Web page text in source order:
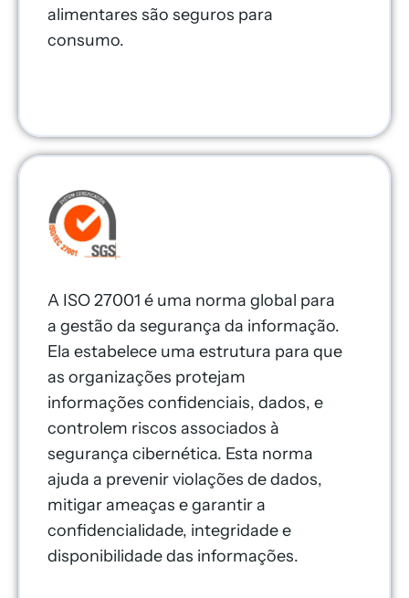
alimentares são seguros para
consumo.
A ISO 27001 é uma norma global para
a gestão da segurança da informação.
Ela estabelece uma estrutura para que
as organizações protejam
informações confidenciais, dados, e
controlem riscos associados à
segurança cibernética. Esta norma
ajuda a prevenir violações de dados,
mitigar ameaças e garantir a
confidencialidade, integridade e
disponibilidade das informações.